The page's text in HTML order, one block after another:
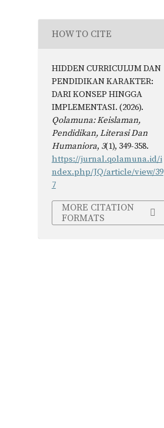
HOW TO CITE
HIDDEN CURRICULUM DAN
PENDIDIKAN KARAKTER:
DARI KONSEP HINGGA
IMPLEMENTASI. (2026).
Qolamuna: Keislaman,
Pendidikan, Literasi Dan
Humaniora, 3(1), 349-358.
https://jurnal.qolamuna.id/i
ndex.php/JQ/article/view/39
7
MORE CITATION
FORMATS